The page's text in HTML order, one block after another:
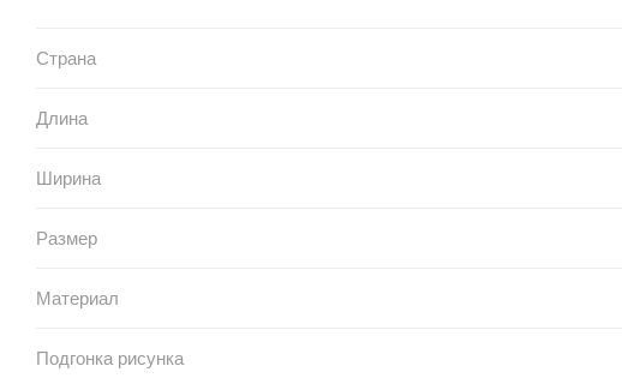
Страна
Длина
Ширина
Размер
Материал
Подгонка рисунка